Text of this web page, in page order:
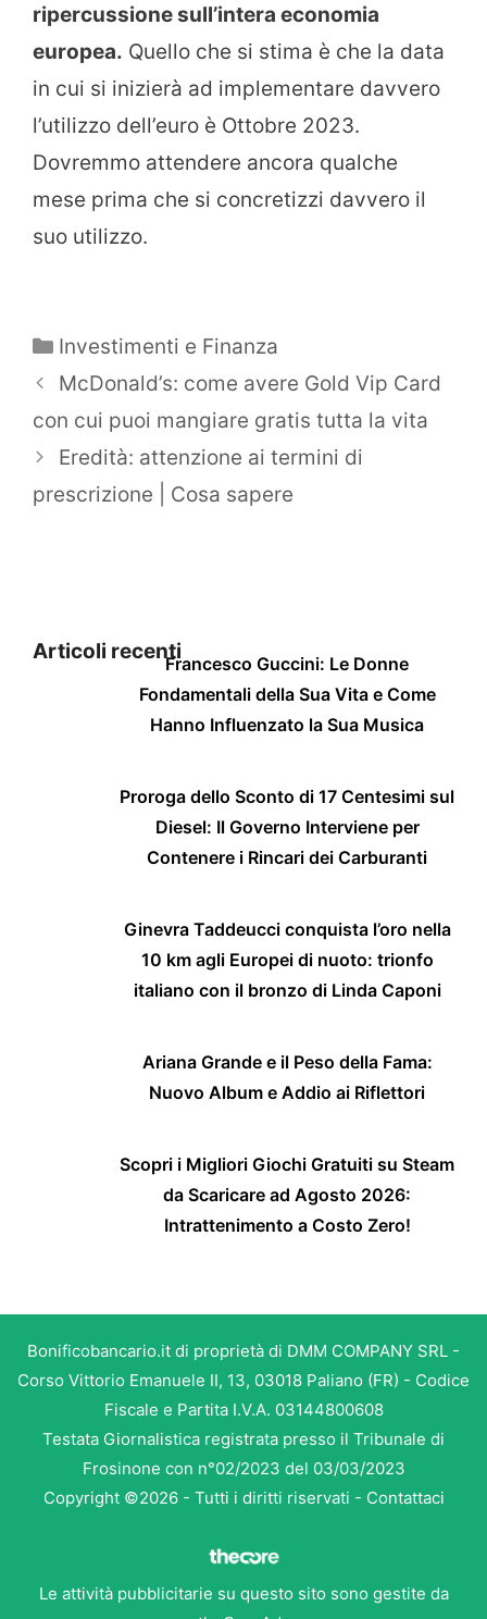
ripercussione sull’intera economia
europea. Quello che si stima è che la data
in cui si inizierà ad implementare davvero
l’utilizzo dell’euro è Ottobre 2023.
Dovremmo attendere ancora qualche
mese prima che si concretizzi davvero il
suo utilizzo.
Categorie
Investimenti e Finanza
McDonald’s: come avere Gold Vip Card
con cui puoi mangiare gratis tutta la vita
Eredità: attenzione ai termini di
prescrizione | Cosa sapere
Articoli recentiFrancesco Guccini: Le Donne
Fondamentali della Sua Vita e Come
Hanno Influenzato la Sua Musica
Proroga dello Sconto di 17 Centesimi sul
Diesel: Il Governo Interviene per
Contenere i Rincari dei Carburanti
Ginevra Taddeucci conquista l’oro nella
10 km agli Europei di nuoto: trionfo
italiano con il bronzo di Linda Caponi
Ariana Grande e il Peso della Fama:
Nuovo Album e Addio ai Riflettori
Scopri i Migliori Giochi Gratuiti su Steam
da Scaricare ad Agosto 2026:
Intrattenimento a Costo Zero!
Bonificobancario.it di proprietà di DMM COMPANY SRL -
Corso Vittorio Emanuele II, 13, 03018 Paliano (FR) - Codice
Fiscale e Partita I.V.A. 03144800608
Testata Giornalistica registrata presso il Tribunale di
Frosinone con n°02/2023 del 03/03/2023
Copyright ©2026 - Tutti i diritti riservati - Contattaci
Le attività pubblicitarie su questo sito sono gestite da